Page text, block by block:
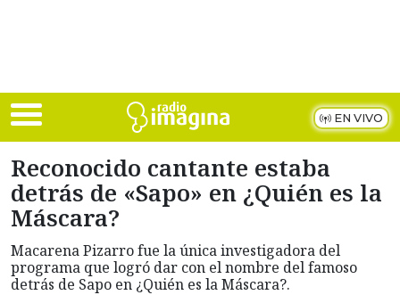
EN VIVO
Reconocido cantante estaba
detrás de «Sapo» en ¿Quién es la
Máscara?
Macarena Pizarro fue la única investigadora del
programa que logró dar con el nombre del famoso
detrás de Sapo en ¿Quién es la Máscara?.